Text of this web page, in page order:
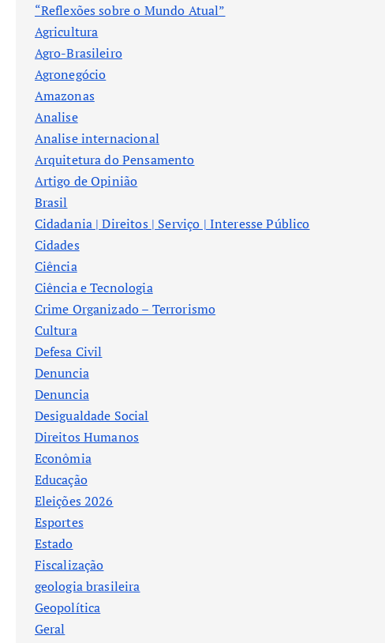
“Reflexões sobre o Mundo Atual”
Agricultura
Agro-Brasileiro
Agronegócio
Amazonas
Analise
Analise internacional
Arquitetura do Pensamento
Artigo de Opinião
Brasil
Cidadania | Direitos | Serviço | Interesse Público
Cidades
Ciência
Ciência e Tecnologia
Crime Organizado – Terrorismo
Cultura
Defesa Civil
Denuncia
Denuncia
Desigualdade Social
Direitos Humanos
Econômia
Educação
Eleições 2026
Esportes
Estado
Fiscalização
geologia brasileira
Geopolítica
Geral